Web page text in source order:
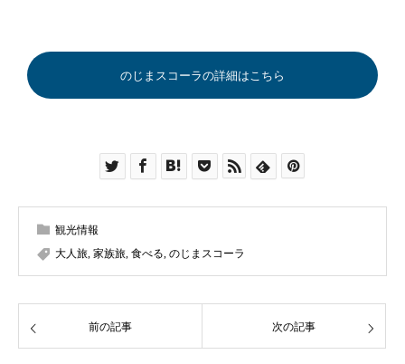
のじまスコーラの詳細はこちら
観光情報
大人旅, 家族旅, 食べる, のじまスコーラ
前の記事 次の記事